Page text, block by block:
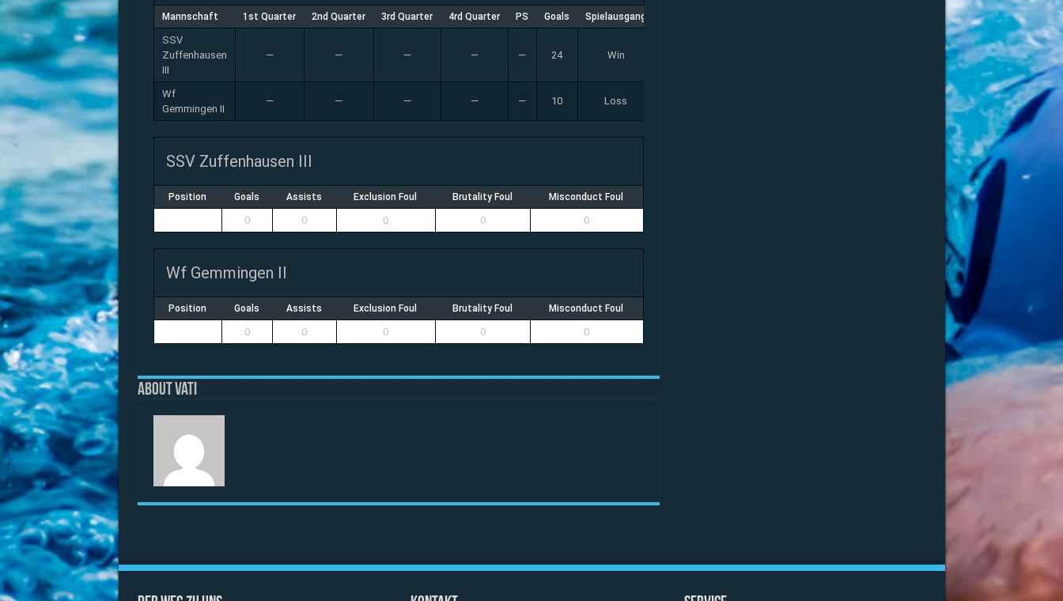
Mannschaft 1st Quarter 2nd Quarter 3rd Quarter 4rd Quarter PS Goals Spielausgang
SSV
Zuffenhausen
III
— — — — — 24 Win
Wf
Gemmingen II
— — — — — 10 Loss
SSV Zuffenhausen III
Position Goals Assists Exclusion Foul Brutality Foul Misconduct Foul
0 0 0 0 0
Wf Gemmingen II
Position Goals Assists Exclusion Foul Brutality Foul Misconduct Foul
0 0 0 0 0
About vati